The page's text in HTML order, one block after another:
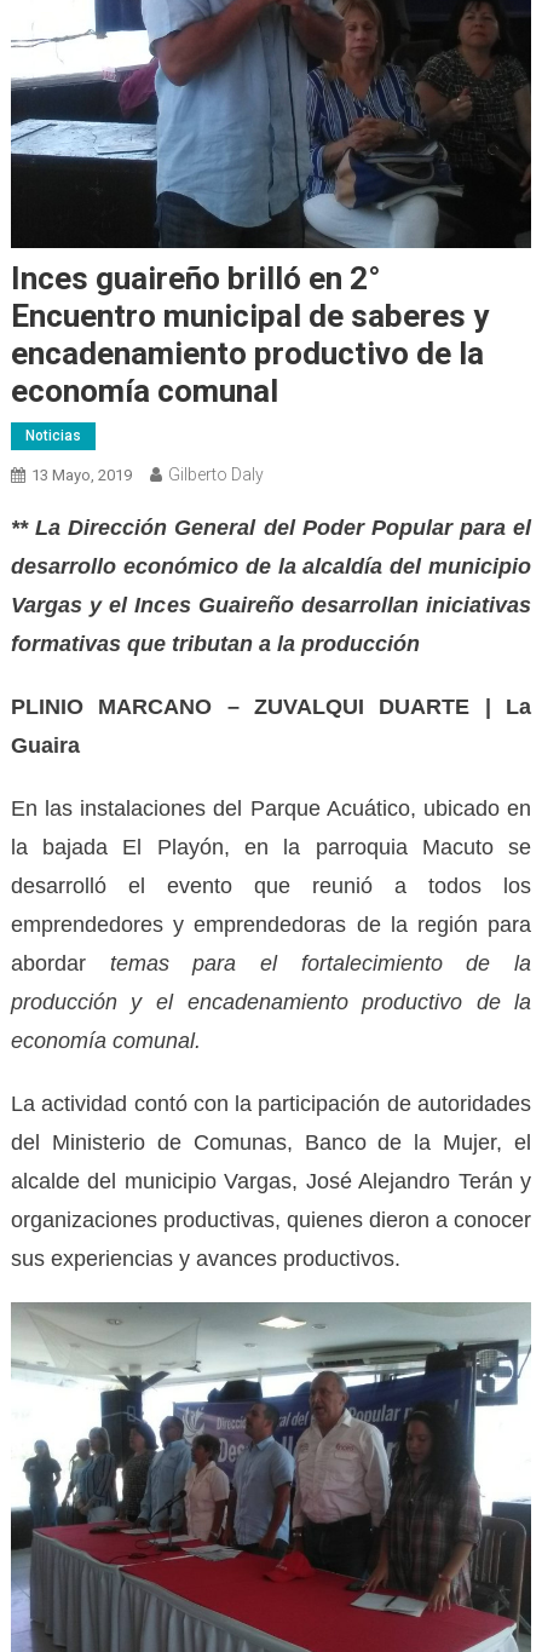
Inces guaireño brilló en 2°
Encuentro municipal de saberes y
encadenamiento productivo de la
economía comunal
Noticias
13 Mayo, 2019 Gilberto Daly
** La Dirección General del Poder Popular para el
desarrollo económico de la alcaldía del municipio
Vargas y el Inces Guaireño desarrollan iniciativas
formativas que tributan a la producción
PLINIO MARCANO – ZUVALQUI DUARTE | La
Guaira
En las instalaciones del Parque Acuático, ubicado en
la bajada El Playón, en la parroquia Macuto se
desarrolló el evento que reunió a todos los
emprendedores y emprendedoras de la región para
abordartemas para el fortalecimiento de la
producción y el encadenamiento productivo de la
economía comunal.
La actividad contó con la participación de autoridades
del Ministerio de Comunas, Banco de la Mujer, el
alcalde del municipio Vargas, José Alejandro Terán y
organizaciones productivas, quienes dieron a conocer
sus experiencias y avances productivos.